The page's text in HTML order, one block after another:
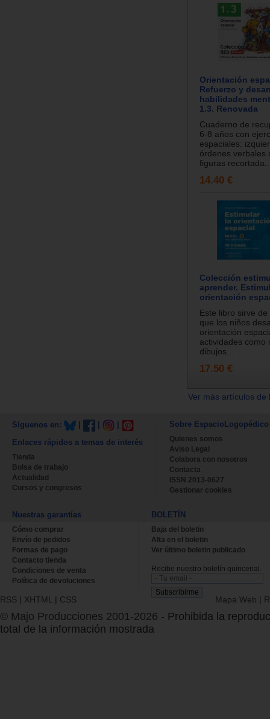
Orientación
Refuerzo y
habilidades
1.3. Renovada
Cuaderno de
6-8 años con
espaciales:
órdenes verbales
figuras
14.40 €
Colección
aprender.
orientación
Este libro sirve
que los niños
orientación
actividades como
dibujos...
17.50 €
Ver más artículos
Síguenos en:
Enlaces rápidos a temas de interés
Tienda
Bolsa de trabajo
Actualidad
Cursos y congresos
Sobre EspacioLogopédico
Quienes somos
Aviso Legal
Colabora con nosotros
Contacta
ISSN 2013-0627
Gestionar cookies
Nuestras garantías
Cómo comprar
Envío de pedidos
Formas de pago
Contacto tienda
Condiciones de venta
Política de devoluciones
BOLETÍN
Baja del boletin
Alta en el boletin
Ver último boletin publicado
Recibe nuestro boletín quincenal.
RSS | XHTML | CSS Mapa Web |
© Majo Producciones 2001-2026 - Prohibida la
total de la información mostrada